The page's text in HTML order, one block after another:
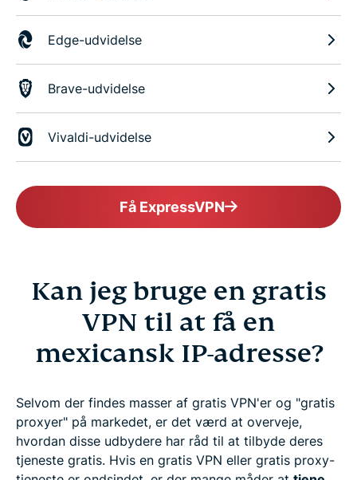
Edge-udvidelse
Brave-udvidelse
Vivaldi-udvidelse
Få ExpressVPN
Kan jeg bruge en gratis
VPN til at få en
mexicansk IP-adresse?
Selvom der findes masser af gratis VPN'er og "gratis
proxyer" på markedet, er det værd at overveje,
hvordan disse udbydere har råd til at tilbyde deres
tjeneste gratis. Hvis en gratis VPN eller gratis proxy-